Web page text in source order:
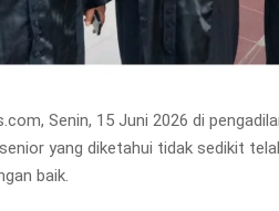
Senin, 15 Juni 2026 di
yang diketahui tidak sedikit
baik.